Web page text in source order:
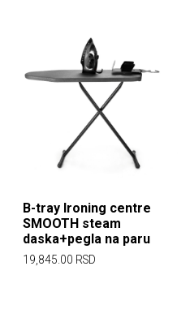
B-tray Ironing centre
SMOOTH steam
daska+pegla na paru
19,845.00 RSD